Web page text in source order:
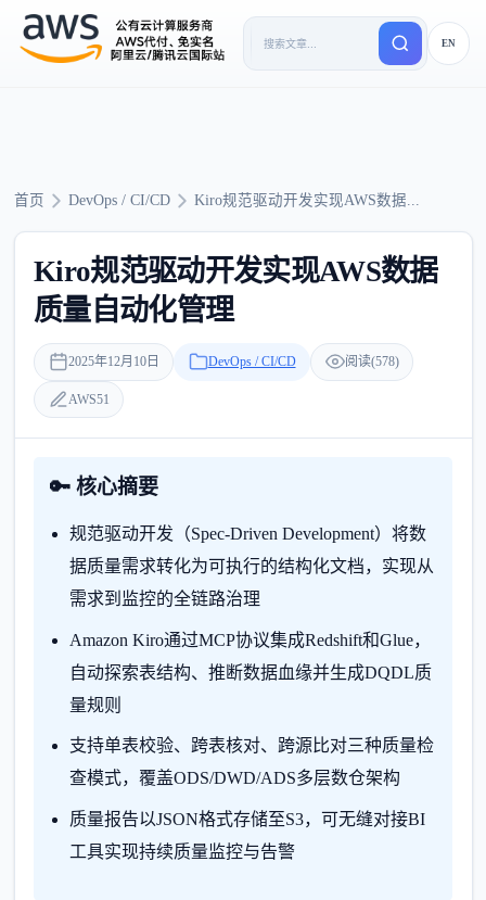
EN
首页 DevOps / CI/CD Kiro规范驱动开发实现AWS数据...
Kiro规范驱动开发实现AWS数据
质量自动化管理
2025年12月10日 DevOps / CI/CD 阅读(578)
AWS51
🔑 核心摘要
规范驱动开发（Spec-Driven Development）将数
据质量需求转化为可执行的结构化文档，实现从
需求到监控的全链路治理
Amazon Kiro通过MCP协议集成Redshift和Glue，
自动探索表结构、推断数据血缘并生成DQDL质
量规则
支持单表校验、跨表核对、跨源比对三种质量检
查模式，覆盖ODS/DWD/ADS多层数仓架构
质量报告以JSON格式存储至S3，可无缝对接BI
工具实现持续质量监控与告警